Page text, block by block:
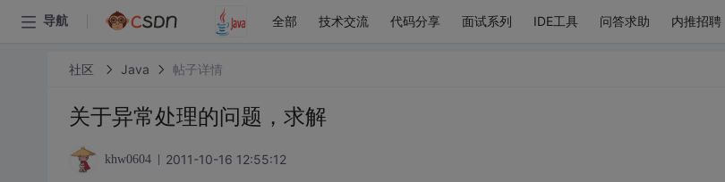
导航 全部 技术交流 代码分享 面试系列 IDE工具 问答求助 内推招聘
社区 Java 帖子详情
关于异常处理的问题，求解
khw0604 2011-10-16 12:55:12